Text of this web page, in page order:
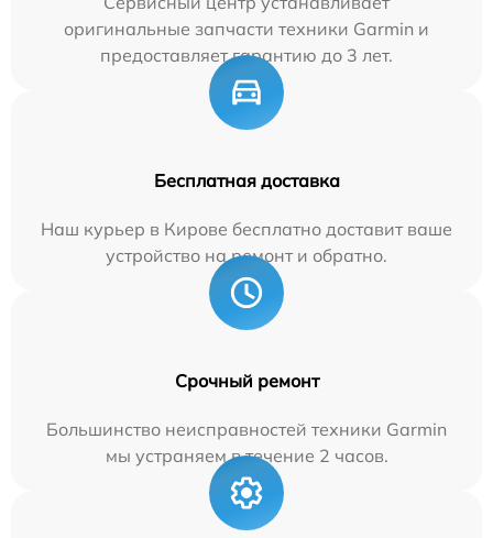
оригинальные запчасти техники Garmin и
предоставляет гарантию до 3 лет.
Бесплатная доставка
Наш курьер в Кирове бесплатно доставит ваше
устройство на ремонт и обратно.
Срочный ремонт
Большинство неисправностей техники Garmin
мы устраняем в течение 2 часов.